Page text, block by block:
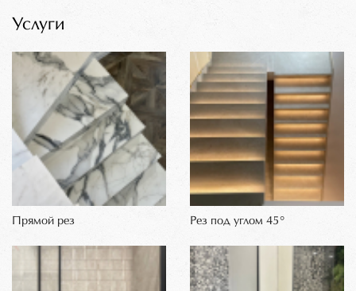
Услуги
Прямой рез Рез под углом 45°